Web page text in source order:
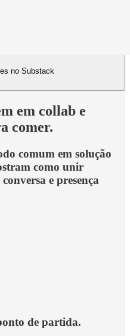
no Substack
em collab e
comer.
comum em solução
como unir
e presença
de partida.